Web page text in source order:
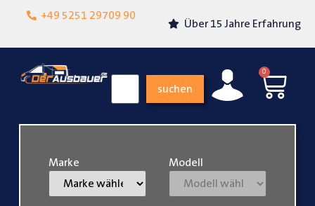
+49 5251 29709 90
Lokalgeschäft in
Über 15 Jahre Erfahrung
suchen
0
Marke Modell